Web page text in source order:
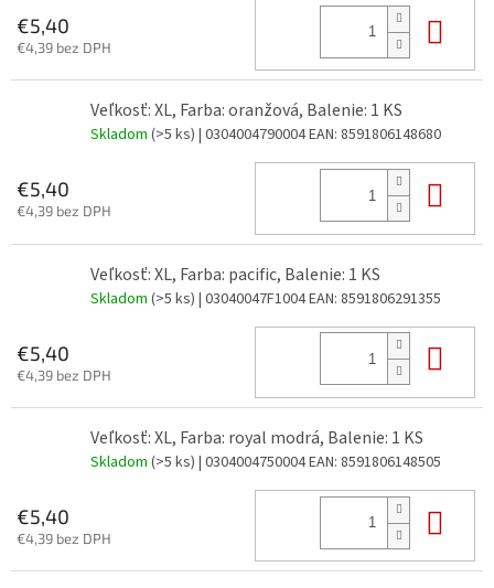
€5,40
€4,39 bez DPH
Veľkosť: XL, Farba: oranžová, Balenie: 1 KS
Skladom (>5 ks) | 0304004790004EAN: 8591806148680
€5,40
€4,39 bez DPH
Veľkosť: XL, Farba: pacific, Balenie: 1 KS
Skladom (>5 ks) | 03040047F1004EAN: 8591806291355
€5,40
€4,39 bez DPH
Veľkosť: XL, Farba: royal modrá, Balenie: 1 KS
Skladom (>5 ks) | 0304004750004EAN: 8591806148505
€5,40
€4,39 bez DPH